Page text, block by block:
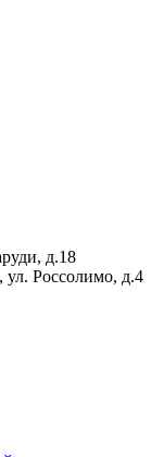
д.18
ул. Россолимо, д.4